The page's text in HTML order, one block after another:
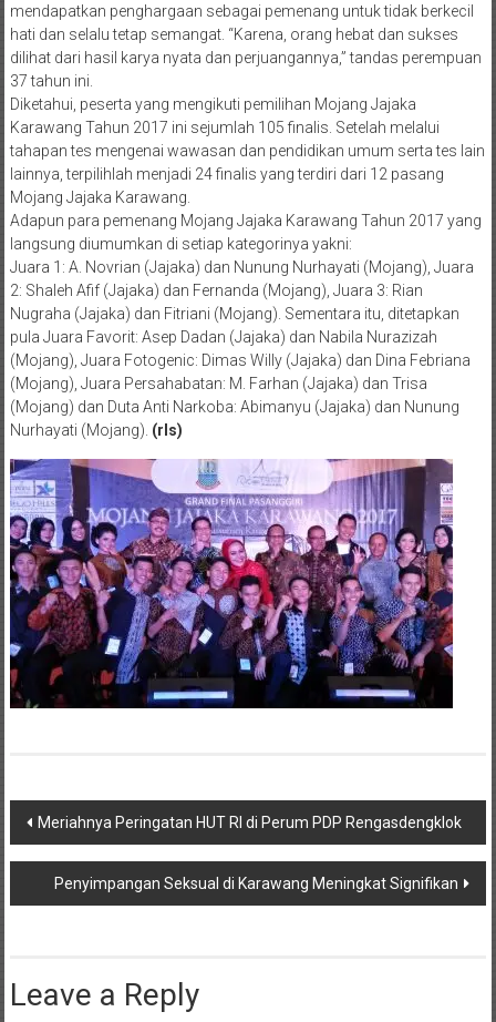
mendapatkan penghargaan sebagai pemenang untuk tidak berkecil
hati dan selalu tetap semangat. “Karena, orang hebat dan sukses
dilihat dari hasil karya nyata dan perjuangannya,” tandas perempuan
37 tahun ini.
Diketahui, peserta yang mengikuti pemilihan Mojang Jajaka
Karawang Tahun 2017 ini sejumlah 105 finalis. Setelah melalui
tahapan tes mengenai wawasan dan pendidikan umum serta tes lain
lainnya, terpilihlah menjadi 24 finalis yang terdiri dari 12 pasang
Mojang Jajaka Karawang.
Adapun para pemenang Mojang Jajaka Karawang Tahun 2017 yang
langsung diumumkan di setiap kategorinya yakni:
Juara 1: A. Novrian (Jajaka) dan Nunung Nurhayati (Mojang), Juara
2: Shaleh Afif (Jajaka) dan Fernanda (Mojang), Juara 3: Rian
Nugraha (Jajaka) dan Fitriani (Mojang). Sementara itu, ditetapkan
pula Juara Favorit: Asep Dadan (Jajaka) dan Nabila Nurazizah
(Mojang), Juara Fotogenic: Dimas Willy (Jajaka) dan Dina Febriana
(Mojang), Juara Persahabatan: M. Farhan (Jajaka) dan Trisa
(Mojang) dan Duta Anti Narkoba: Abimanyu (Jajaka) dan Nunung
Nurhayati (Mojang). (rls)
Post
navigation
Meriahnya Peringatan HUT RI di Perum PDP Rengasdengklok
Penyimpangan Seksual di Karawang Meningkat Signifikan
Leave a Reply